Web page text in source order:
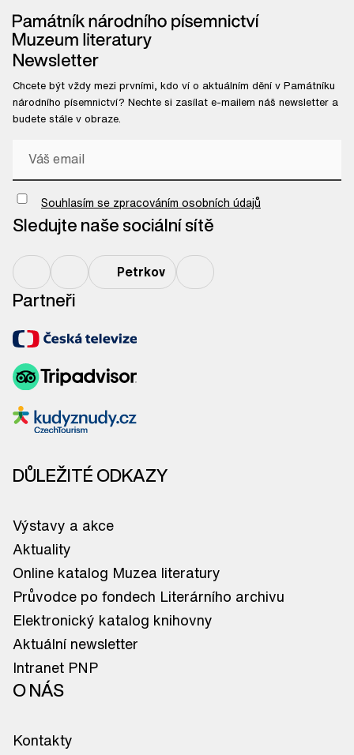
Newsletter
Chcete být vždy mezi prvními, kdo ví o aktuálním dění v Památníku
národního písemnictví? Nechte si zasílat e-mailem náš newsletter a
budete stále v obraze.
Chci odebírat newsletter
Souhlasím se zpracováním osobních údajů
Sledujte naše sociální sítě
Petrkov
Partneři
DŮLEŽITÉ ODKAZY
Výstavy a akce
Aktuality
Online katalog Muzea literatury
Průvodce po fondech Literárního archivu
Elektronický katalog knihovny
Aktuální newsletter
Intranet PNP
O NÁS
Kontakty